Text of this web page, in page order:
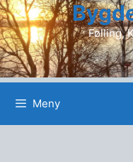
Hopp
til
innhold
Følling,
Meny